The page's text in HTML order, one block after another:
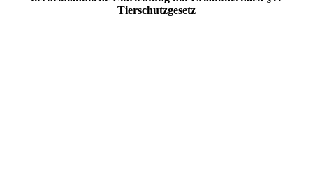
Tierschutzgesetz